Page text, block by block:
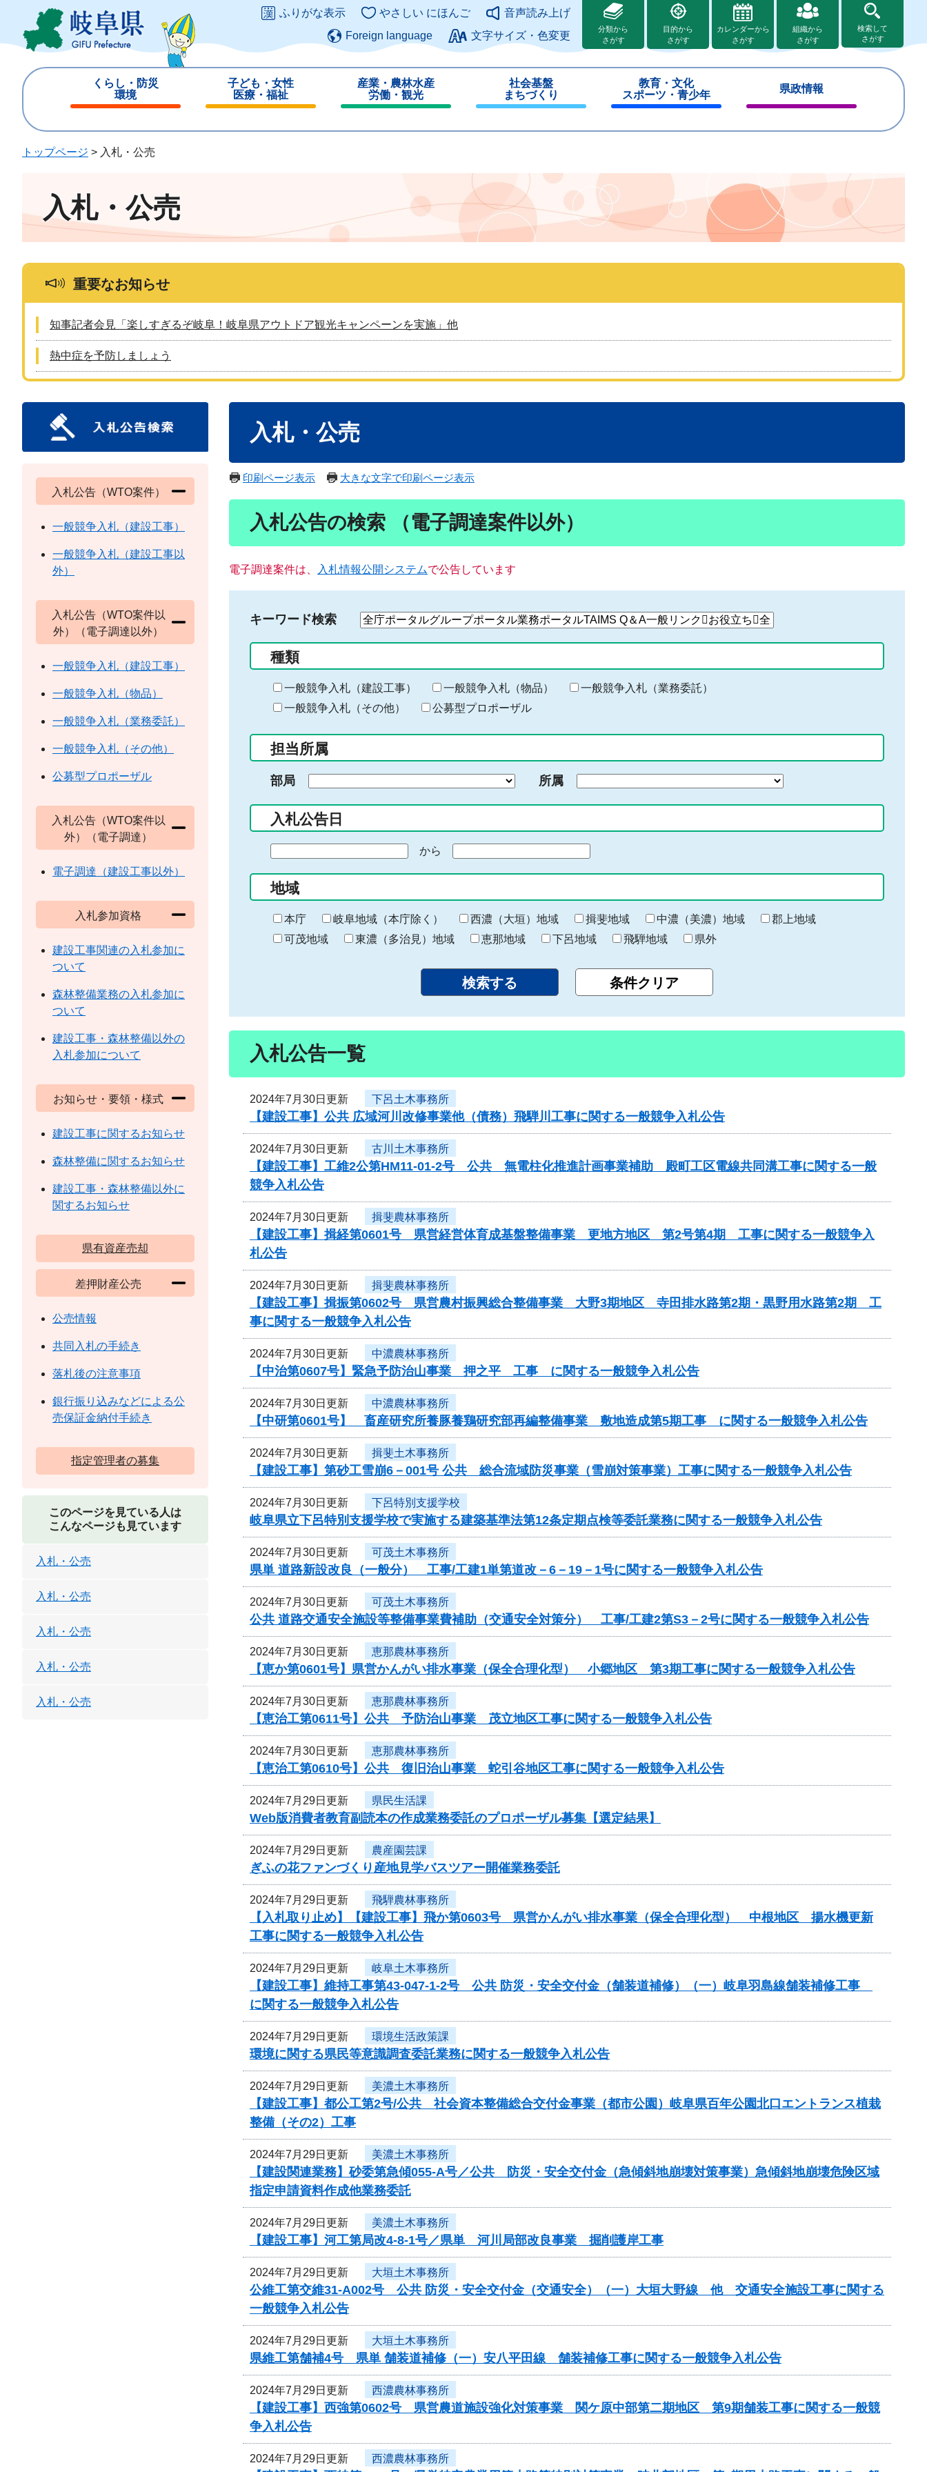
ジ
ュ
このページの本文へ
ふりがな表示 やさしい にほんご
音声読み上げ
Foreign language
文字サイズ・色変更
分類から
さがす
目的から
さがす
カレンダーから
さがす
組織から
さがす
検索して
さがす
くらし・防災
環境
じ
子ども・女性
医療・福祉
じ
産業・農林水産
労働・観光
じ
社会基盤
まちづくり
じ
教育・文化
スポーツ・青少年
じ
県政情報
じ
トップページ > 入札・公売
入札・公売
重要なお知らせ
知事記者会見「楽しすぎるぞ岐阜！岐阜県アウトドア観光キャンペーンを実施」他
熱中症を予防しましょう
入札・公売
印刷ページ表示 大きな文字で印刷ページ表示
入札公告の検索 （電子調達案件以外）
電子調達案件は、 入札情報公開システムで公告しています
キーワード検索
検
る
キ
ー
ー
入
力
種類
一般競争入札（建設工事） 一般競争入札（物品）
一般競争入札（業務委託）
一般競争入札（その他）
公募型プロポーザル
担当所属
部局 所属
入札公告日
の
始
ま
り
から
終
わ
り
地域
本庁 岐阜地域（本庁除く） 西濃（大垣）地域 揖斐地域 中濃（美濃）地域
郡上地域
可茂地域
東濃（多治見）地域 恵那地域 下呂地域 飛騨地域 県外
入札公告一覧
2024年7月30日更新 下呂土木事務所
【建設工事】公共 広域河川改修事業他（債務）飛騨川工事に関する一般競争入札公告
2024年7月30日更新 古川土木事務所
【建設工事】工維2公第HM11-01-2号 公共 無電柱化推進計画事業補助 殿町工区電線共同溝工事に関する一般
競争入札公告
2024年7月30日更新 揖斐農林事務所
【建設工事】揖経第0601号 県営経営体育成基盤整備事業 更地方地区 第2号第4期 工事に関する一般競争入
札公告
2024年7月30日更新 揖斐農林事務所
【建設工事】揖振第0602号 県営農村振興総合整備事業 大野3期地区 寺田排水路第2期・黒野用水路第2期 工
事に関する一般競争入札公告
2024年7月30日更新 中濃農林事務所
【中治第0607号】緊急予防治山事業 押之平 工事 に関する一般競争入札公告
2024年7月30日更新 中濃農林事務所
【中研第0601号】 畜産研究所養豚養鶏研究部再編整備事業 敷地造成第5期工事 に関する一般競争入札公告
2024年7月30日更新 揖斐土木事務所
【建設工事】第砂工雪崩6－001号 公共 総合流域防災事業（雪崩対策事業）工事に関する一般競争入札公告
2024年7月30日更新 下呂特別支援学校
岐阜県立下呂特別支援学校で実施する建築基準法第12条定期点検等委託業務に関する一般競争入札公告
2024年7月30日更新 可茂土木事務所
県単 道路新設改良（一般分） 工事/工建1単第道改－6－19－1号に関する一般競争入札公告
2024年7月30日更新 可茂土木事務所
公共 道路交通安全施設等整備事業費補助（交通安全対策分） 工事/工建2第S3－2号に関する一般競争入札公告
2024年7月30日更新 恵那農林事務所
【恵か第0601号】県営かんがい排水事業（保全合理化型） 小郷地区 第3期工事に関する一般競争入札公告
2024年7月30日更新 恵那農林事務所
【恵治工第0611号】公共 予防治山事業 茂立地区工事に関する一般競争入札公告
2024年7月30日更新 恵那農林事務所
【恵治工第0610号】公共 復旧治山事業 蛇引谷地区工事に関する一般競争入札公告
2024年7月29日更新 県民生活課
Web版消費者教育副読本の作成業務委託のプロポーザル募集【選定結果】
2024年7月29日更新 農産園芸課
ぎふの花ファンづくり産地見学バスツアー開催業務委託
2024年7月29日更新 飛騨農林事務所
【入札取り止め】【建設工事】飛か第0603号 県営かんがい排水事業（保全合理化型） 中根地区 揚水機更新
工事に関する一般競争入札公告
2024年7月29日更新 岐阜土木事務所
【建設工事】維持工事第43-047-1-2号 公共 防災・安全交付金（舗装道補修）（一）岐阜羽島線舗装補修工事
に関する一般競争入札公告
2024年7月29日更新 環境生活政策課
環境に関する県民等意識調査委託業務に関する一般競争入札公告
2024年7月29日更新 美濃土木事務所
【建設工事】都公工第2号/公共 社会資本整備総合交付金事業（都市公園）岐阜県百年公園北口エントランス植栽
整備（その2）工事
2024年7月29日更新 美濃土木事務所
【建設関連業務】砂委第急傾055-A号／公共 防災・安全交付金（急傾斜地崩壊対策事業）急傾斜地崩壊危険区域
指定申請資料作成他業務委託
2024年7月29日更新 美濃土木事務所
【建設工事】河工第局改4-8-1号／県単 河川局部改良事業 掘削護岸工事
2024年7月29日更新 大垣土木事務所
公維工第交維31-A002号 公共 防災・安全交付金（交通安全）（一）大垣大野線 他 交通安全施設工事に関する
一般競争入札公告
2024年7月29日更新 大垣土木事務所
県維工第舗補4号 県単 舗装道補修（一）安八平田線 舗装補修工事に関する一般競争入札公告
2024年7月29日更新 西濃農林事務所
【建設工事】西強第0602号 県営農道施設強化対策事業 関ケ原中部第二期地区 第9期舗装工事に関する一般競
争入札公告
2024年7月29日更新 西濃農林事務所
入札公告（WTO案件）
一般競争入札（建設工事）
一般競争入札（建設工事以
外）
入札公告（WTO案件以
外）（電子調達以外）
一般競争入札（建設工事）
一般競争入札（物品）
一般競争入札（業務委託）
一般競争入札（その他）
公募型プロポーザル
入札公告（WTO案件以
外）（電子調達）
電子調達（建設工事以外）
入札参加資格
建設工事関連の入札参加に
ついて
森林整備業務の入札参加に
ついて
建設工事・森林整備以外の
入札参加について
お知らせ・要領・様式
建設工事に関するお知らせ
森林整備に関するお知らせ
建設工事・森林整備以外に
関するお知らせ
県有資産売却
差押財産公売
公売情報
共同入札の手続き
落札後の注意事項
銀行振り込みなどによる公
売保証金納付手続き
指定管理者の募集
このページを見ている人は
こんなページも見ています
入札・公売
入札・公売
入札・公売
入札・公売
入札・公売